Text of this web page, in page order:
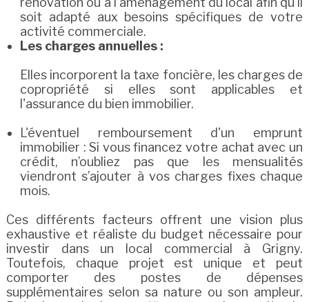
soit adapté aux besoins spécifiques de votre
activité commerciale.
Les charges annuelles :
Elles incorporent la taxe foncière, les charges de
copropriété si elles sont applicables et
l'assurance du bien immobilier.
L'éventuel remboursement d'un emprunt
immobilier : Si vous financez votre achat avec un
crédit, n’oubliez pas que les mensualités
viendront s’ajouter à vos charges fixes chaque
mois.
Ces différents facteurs offrent une vision plus
exhaustive et réaliste du budget nécessaire pour
investir dans un local commercial à Grigny.
Toutefois, chaque projet est unique et peut
comporter des postes de dépenses
supplémentaires selon sa nature ou son ampleur.